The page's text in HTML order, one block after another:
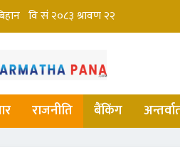
राजनीति बैंकिंग